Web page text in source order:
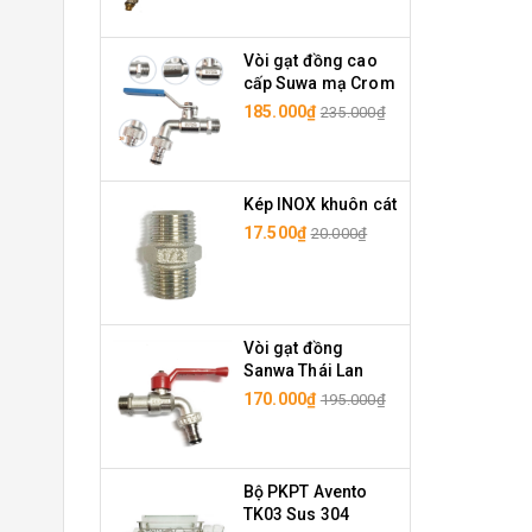
Vòi gạt đồng cao
cấp Suwa mạ Crom
185.000₫ 235.000₫
Kép INOX khuôn cát
17.500₫ 20.000₫
Vòi gạt đồng
Sanwa Thái Lan
170.000₫ 195.000₫
Bộ PKPT Avento
TK03 Sus 304